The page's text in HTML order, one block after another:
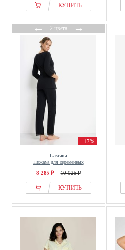
КУПИТЬ
←2 цвета→
-17%
Lascana
Пижама для беременных
8 285 ₽ 10 025 ₽
КУПИТЬ